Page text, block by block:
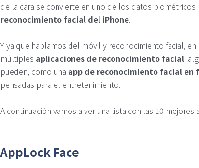
de la cara se convierte en uno de los datos
reconocimiento facial del iPhone.
Y ya que hablamos del móvil y reconocimiento facial,
múltiples aplicaciones de reconocimiento facial;
pueden, como una app de reconocimiento facial en
pensadas para el entretenimiento.
A continuación vamos a ver una lista con las 10
AppLock Face